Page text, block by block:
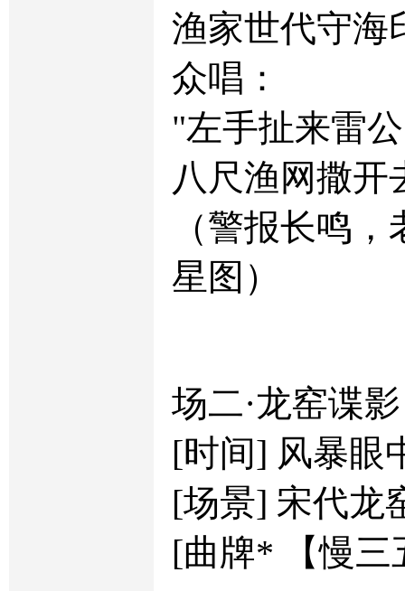
渔家世代守海
众唱：
"左手扯来雷
八尺渔网撒开
（警报长鸣
星图）
场二·龙窑谍影
[时间] 风暴眼
[场景] 宋代龙
[曲牌* 【慢三